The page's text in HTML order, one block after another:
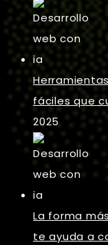
fáciles que
2025
La forma
te ayuda a